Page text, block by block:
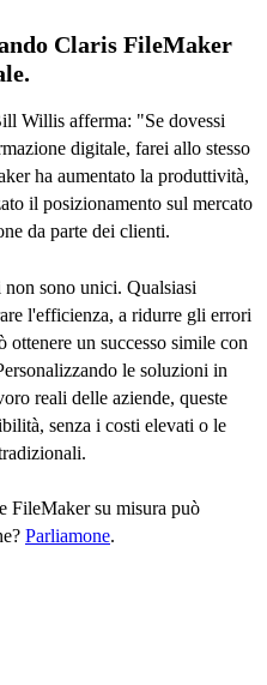
Claris FileMaker
Willis afferma: "Se dovessi
digitale, farei allo stesso
ha aumentato la produttività,
il posizionamento sul mercato
da parte dei clienti.
sono unici. Qualsiasi
l'efficienza, a ridurre gli errori
ottenere un successo simile con
le soluzioni in
reali delle aziende, queste
senza i costi elevati o le
FileMaker su misura può
Parliamone.